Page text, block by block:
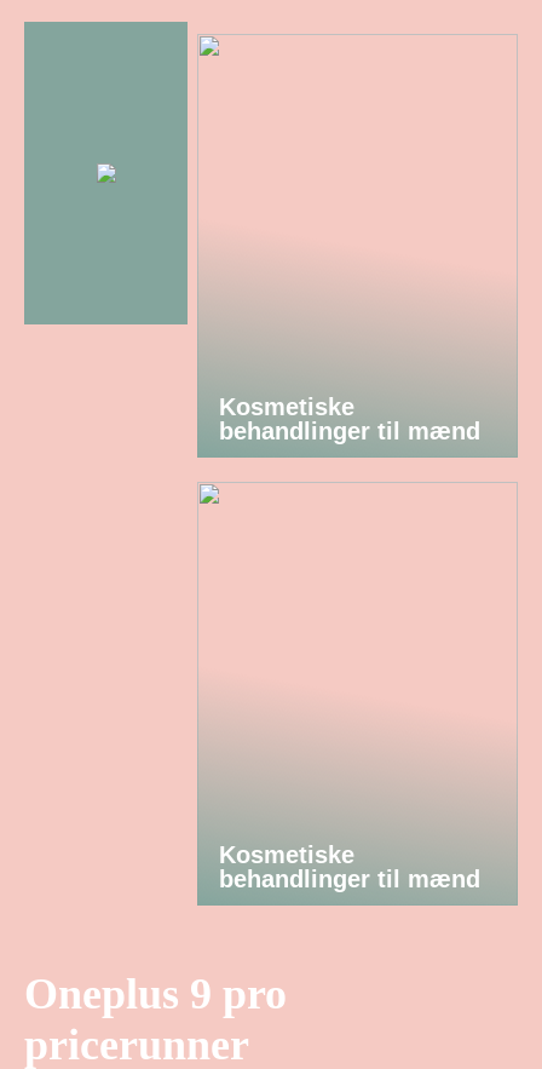
Kosmetiske
behandlinger til mænd
Kosmetiske
behandlinger til mænd
Oneplus 9 pro
pricerunner